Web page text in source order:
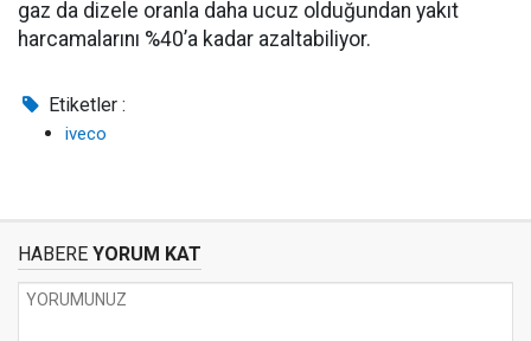
gaz da dizele oranla daha ucuz olduğundan yakıt
harcamalarını %40’a kadar azaltabiliyor.
Etiketler :
iveco
HABERE YORUM KAT